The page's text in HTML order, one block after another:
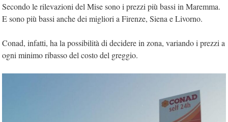
Secondo le rilevazioni del Mise sono i prezzi più bassi in Maremma.
E sono più bassi anche dei migliori a Firenze, Siena e Livorno.
Conad, infatti, ha la possibilità di decidere in zona, variando i prezzi a
ogni minimo ribasso del costo del greggio.